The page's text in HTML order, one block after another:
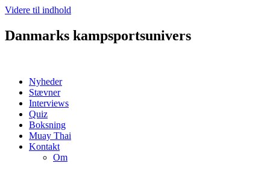
Videre til indhold
Danmarks kampsportsunivers
Nyheder
Stævner
Interviews
Quiz
Boksning
Muay Thai
Kontakt
Om